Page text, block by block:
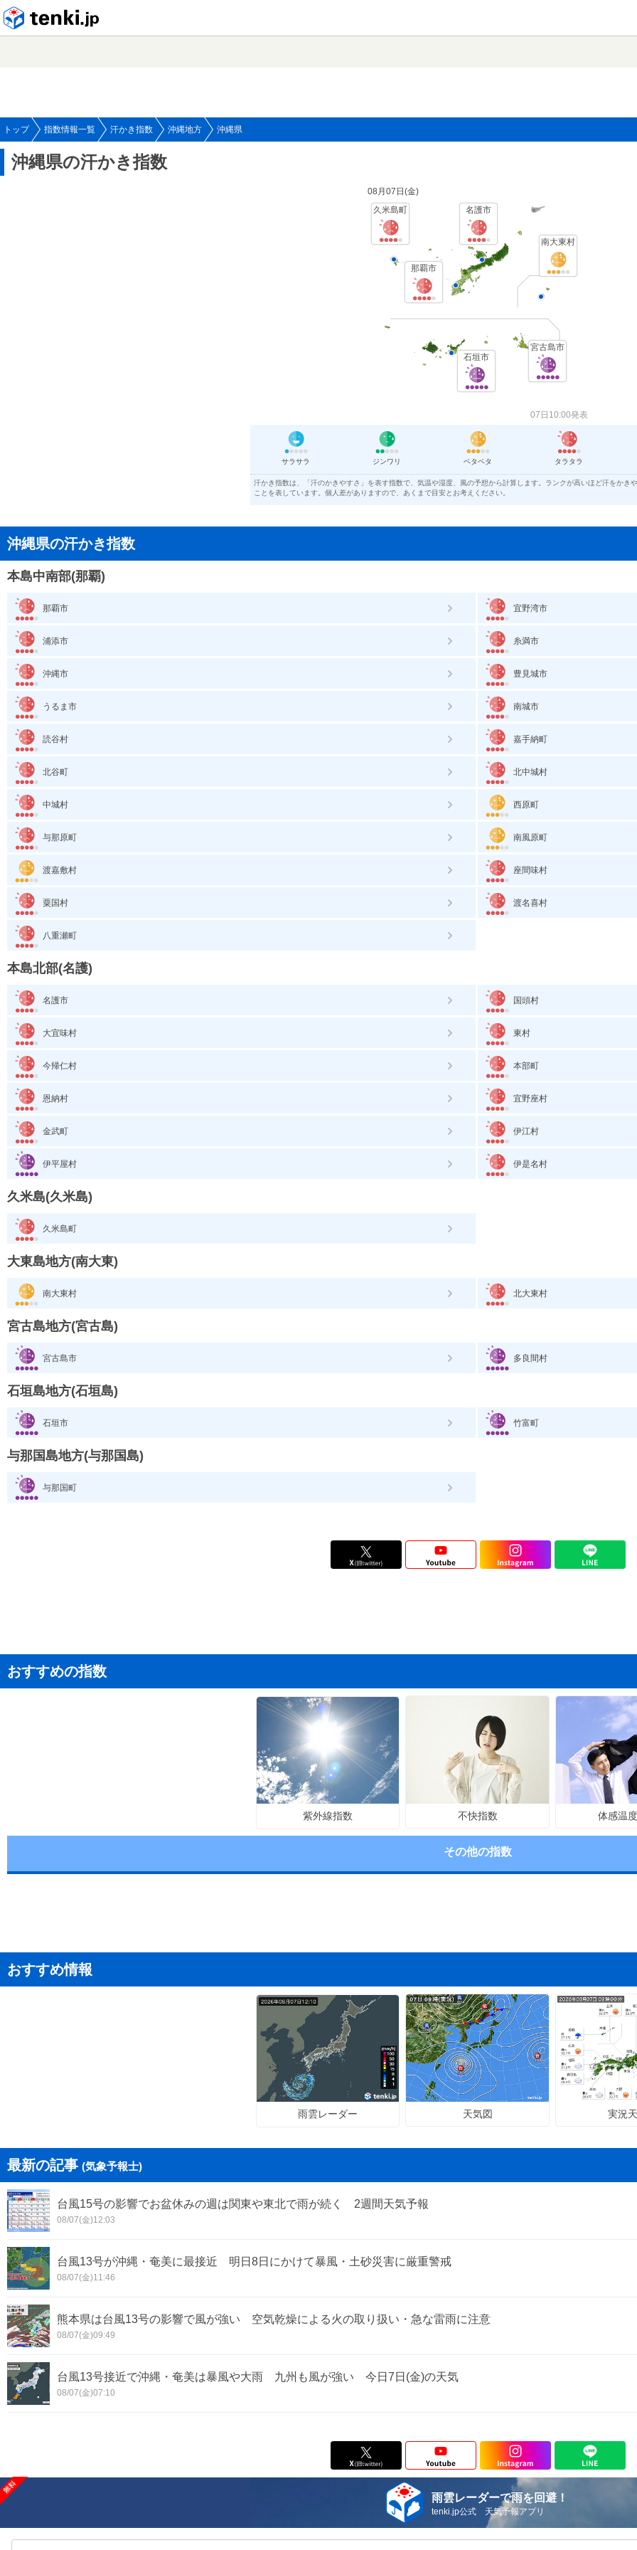
トップ 指数情報一覧 汗かき指数 沖縄地方 沖縄県
沖縄県の汗かき指数
08月07日(金)
那覇市
石垣市
名護市
宮古島市
南大東村
久米島町
07日10:00発表
サラサラ ジンワリ ベタベタ タラタラ
汗かき指数は、「汗のかきやすさ」を表す指数で、気温や湿度、風の予想から計算します。ランクが高いほど汗をかき
ことを表しています。個人差がありますので、あくまで目安とお考えください。
沖縄県の汗かき指数
本島中南部(那覇)
那覇市 宜野湾市
浦添市 糸満市
沖縄市 豊見城市
うるま市 南城市
読谷村 嘉手納町
北谷町 北中城村
中城村 西原町
与那原町 南風原町
渡嘉敷村 座間味村
粟国村 渡名喜村
八重瀬町
本島北部(名護)
名護市 国頭村
大宜味村 東村
今帰仁村 本部町
恩納村 宜野座村
金武町 伊江村
伊平屋村 伊是名村
久米島(久米島)
久米島町
大東島地方(南大東)
南大東村 北大東村
宮古島地方(宮古島)
宮古島市 多良間村
石垣島地方(石垣島)
石垣市 竹富町
与那国島地方(与那国島)
与那国町
おすすめの指数
紫外線指数 不快指数 体感温
その他の指数
おすすめ情報
雨雲レーダー 天気図 実況
最新の記事 (気象予報士)
台風15号の影響でお盆休みの週は関東や東北で雨が続く 2週間天気予報
08/07(金)12:03
台風13号が沖縄・奄美に最接近 明日8日にかけて暴風・土砂災害に厳重警戒
08/07(金)11:46
熊本県は台風13号の影響で風が強い 空気乾燥による火の取り扱い・急な雷雨に注意
08/07(金)09:49
台風13号接近で沖縄・奄美は暴風や大雨 九州も風が強い 今日7日(金)の天気
08/07(金)07:10
雨雲レーダーで雨を回避！
tenki.jp公式 天気予報アプリ